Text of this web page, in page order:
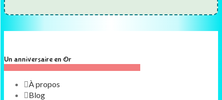
Un anniversaire en Or
À propos
Blog